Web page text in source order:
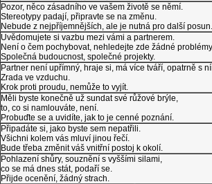
Pozor, něco zásadního ve vašem životě se němí.
Stereotypy padají, připravte se na změnu.
Nebude z nejpříjemnějších, ale je nutná pro další posun.
Uvědomujete si vazbu mezi vámi a partnerem.
Není o čem pochybovat, nehledejte zde žádné
Společná budoucnost, společné projekty.
Partner není upřímný, hraje si, má více tváří, opatrně s
Zrada ve vzduchu.
Krok proti proudu, nemůže to vyjít.
Měli byste konečně už sundat své růžové brýle,
to, co si namlouváte, není.
Probuďte se a uvidíte, jak to je cenné poznání.
Připadáte si, jako byste sem nepatřili.
Všichni kolem vás mluví jinou řečí.
Bude třeba změnit váš vnitřní postoj k okolí.
Pohlazení shůry, souznění s vyššími silami,
co se má dnes stát, podaří se.
Přijde ocenění, žádný strach.